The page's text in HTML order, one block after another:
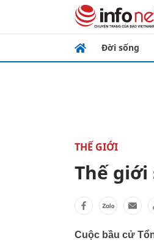
Đời sống
THẾ GIỚI
Thế giới
Cuộc bầu cử